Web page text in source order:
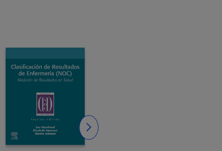
Slide